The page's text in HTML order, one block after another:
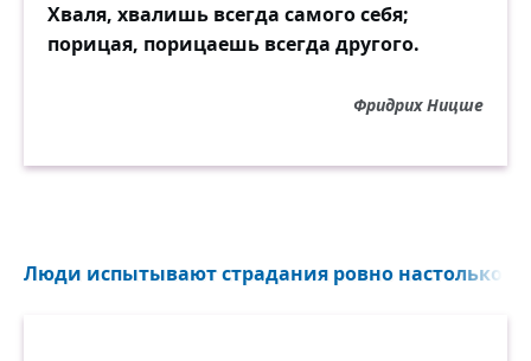
Хваля, хвалишь всегда самого себя;
порицая, порицаешь всегда другого.
Фридрих Ницше
Люди испытывают страдания ровно настолько,